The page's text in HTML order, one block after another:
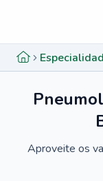
Aproveite os